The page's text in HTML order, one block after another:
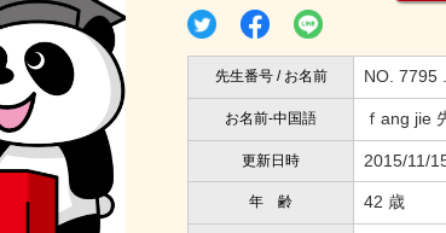
先生番号 / お名前 NO. 7795
お名前-中国語 ｆang jie
更新日時 2015/11/
年 齢 42 歳